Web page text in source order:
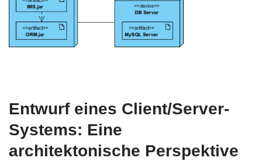
Entwurf eines Client/Server-
Systems: Eine
architektonische Perspektive